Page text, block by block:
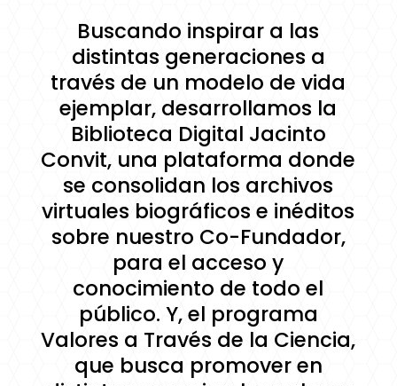
Buscando inspirar a las
distintas generaciones a
través de un modelo de vida
ejemplar, desarrollamos la
Biblioteca Digital Jacinto
Convit, una plataforma donde
se consolidan los archivos
virtuales biográficos e inéditos
sobre nuestro Co-Fundador,
para el acceso y
conocimiento de todo el
público. Y, el programa
Valores a Través de la Ciencia,
que busca promover en